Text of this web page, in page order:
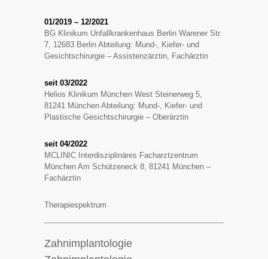
01/2019 – 12/2021
BG Klinikum Unfallkrankenhaus Berlin Warener Str.
7, 12683 Berlin Abteilung: Mund-, Kiefer- und
Gesichtschirurgie – Assistenzärztin, Fachärztin
seit 03/2022
Helios Klinikum München West Steinerweg 5,
81241 München Abteilung: Mund-, Kiefer- und
Plastische Gesichtschirurgie – Oberärztin
seit 04/2022
MCLINIC Interdisziplinäres Facharztzentrum
München Am Schützeneck 8, 81241 München –
Fachärztin
Therapiespektrum
Zahnimplantologie